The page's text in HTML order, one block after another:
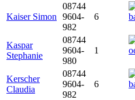
Kaiser Simon
08744
9604-
982
6
Kaspar
Stephanie
08744
9604-
980
1
Kerscher
Claudia
08744
9604-
982
6